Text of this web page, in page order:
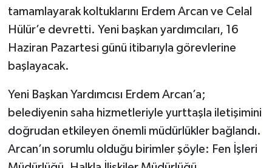
tamamlayarak koltuklarını Erdem Arcan ve Celal
Hülür’e devretti. Yeni başkan yardımcıları, 16
Haziran Pazartesi günü itibarıyla görevlerine
başlayacak.
Yeni Başkan Yardımcısı Erdem Arcan’a;
belediyenin saha hizmetleriyle yurttaşla iletişimini
doğrudan etkileyen önemli müdürlükler bağlandı.
Arcan’ın sorumlu olduğu birimler şöyle: Fen İşleri